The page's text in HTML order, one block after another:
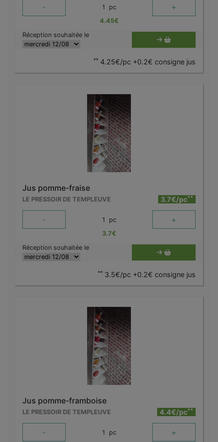
- 1 pc +
4.45€
Réception souhaitée le
** 4.25€/pc +0.2€ consigne jus
Jus pomme-fraise
LE PRESSOIR DE TEMPLEUVE 3.7€/pc**
- 1 pc +
3.7€
Réception souhaitée le
** 3.5€/pc +0.2€ consigne jus
Jus pomme-framboise
LE PRESSOIR DE TEMPLEUVE 4.4€/pc**
- 1 pc +